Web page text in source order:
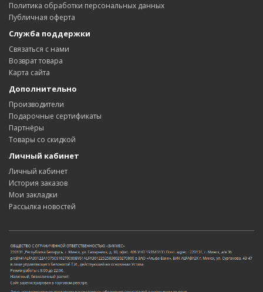
Политика обработки персональных данных
Публичная оферта
Служба поддержки
Связаться с нами
Возврат товара
Карта сайта
Дополнительно
Производители
Подарочные сертификаты
Партнёры
Товары со скидкой
Личный кабинет
Личный кабинет
История заказов
Мои закладки
Рассылка новостей